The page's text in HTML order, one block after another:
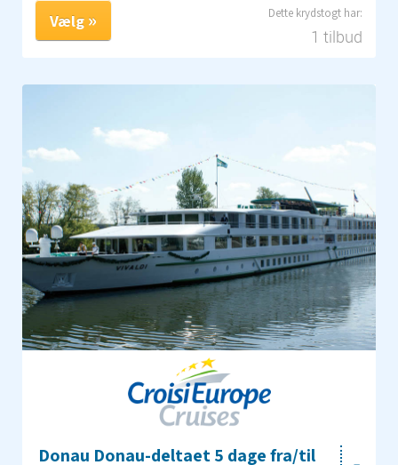
1 tilbud
Vælg
Donau Donau-deltaet 5 dage fra/til